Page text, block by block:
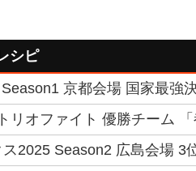
シピ
京都会場 国家最強
リオファイト 優勝チーム
ス2025 Season2 広島会場